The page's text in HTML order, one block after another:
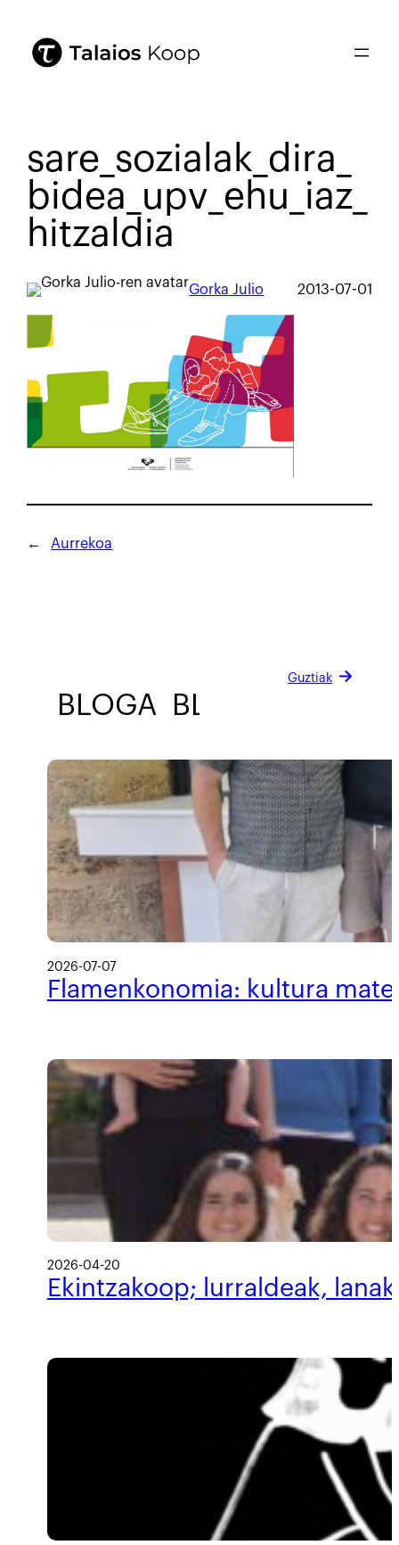
sare_sozialak_dira_
bidea_upv_ehu_iaz_
hitzaldia
Gorka Julio 2013-07-01
← Aurrekoa
BLOGA BLOGA
Guztiak
2026-07-07
Flamenkonomia: kultura
2026-04-20
Ekintzakoop; lurraldeak,